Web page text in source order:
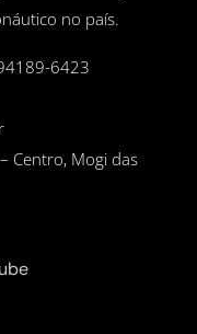
no país.
6423
Centro, Mogi das